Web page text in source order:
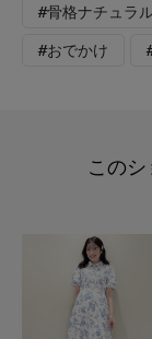
#骨格ナチュラ
#おでかけ
この